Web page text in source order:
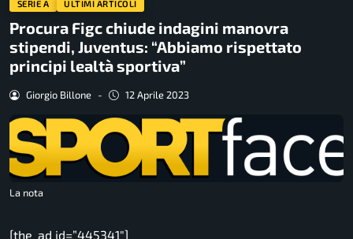
SERIE A ULTIMI ARTICOLI
Procura Figc chiude indagini manovra
stipendi, Juventus: “Abbiamo rispettato
principi lealtà sportiva”
Giorgio Billone - 12 Aprile 2023
La nota
[the_ad id=”445341″]